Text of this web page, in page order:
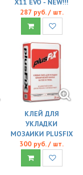
X11 EVO - NEW!!!
287 руб. / шт.
КЛЕЙ ДЛЯ
УКЛАДКИ
МОЗАИКИ PLUSFIX
300 руб. / шт.